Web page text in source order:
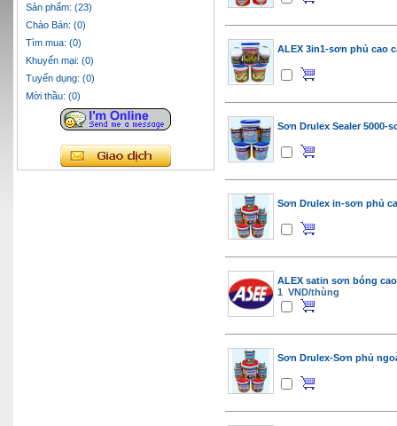
Sản phẩm: (23)
Chào Bán: (0)
Tìm mua: (0)
Khuyến mại: (0)
Tuyển dụng: (0)
Mời thầu: (0)
ALEX 3in1-sơn phủ cao
Sơn Drulex Sealer 5000-
Sơn Drulex in-sơn phủ
ALEX satin sơn bóng
1 VND/thùng
Sơn Drulex-Sơn phủ